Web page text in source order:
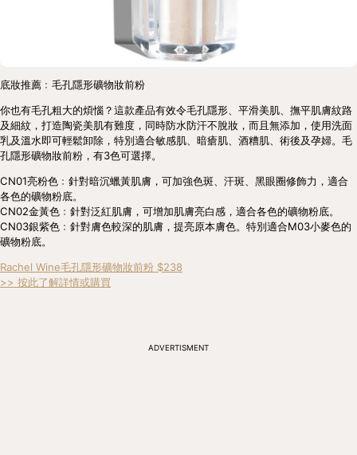
底妝推薦﹕毛孔隱形礦物妝前粉
你也有毛孔粗大的煩惱？這款產品有效令毛孔隱形、平滑美肌、撫平肌膚紋路
及細紋，打造陶瓷美肌有難度，同時防水防汗不脫妝，而且無添加，使用洗面
乳及溫水即可輕鬆卸除，特別適合敏感肌、暗瘡肌、酒糟肌、術後及孕婦。毛
孔隱形礦物妝前粉，有3色可選擇。
CN01亮粉色﹕針對暗沉蠟黃肌膚，可加強色斑、汗斑、黑眼圈修飾力，適合
各色的礦物粉底。
CN02金黃色﹕針對泛紅肌膚，可增加肌膚亮白感，適合各色的礦物粉底。
CN03銀紫色﹕針對膚色較深的肌膚，提亮原本膚色。特別適合M03小麥色的
礦物粉底。
Rachel Wine毛孔隱形礦物妝前粉 $238
>> 按此了解詳情或購買
ADVERTISMENT